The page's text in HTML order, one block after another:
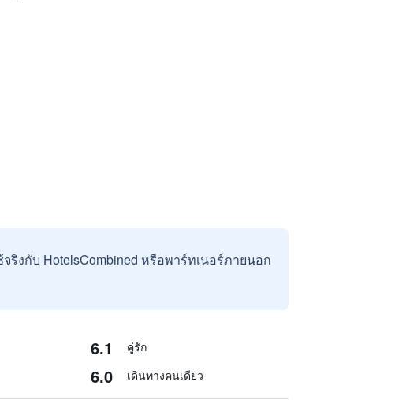
ริงกับ HotelsCombined หรือพาร์ทเนอร์ภายนอก
6.1 คู่รัก
6.0 เดินทางคนเดียว